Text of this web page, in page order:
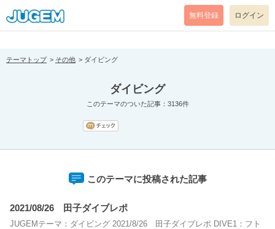
[pear_error: message="Success" code=0 mode=return level=notice
prefix="" info=""]
無料登録 ログイン
テーマトップ その他 ダイビング
ダイビング
このテーマのついた記事：3136件
このテーマに投稿された記事
2021/08/26 田子ダイブレポ
JUGEMテーマ：ダイビング 2021/8/26 田子ダイブレポ DIVE1：フト